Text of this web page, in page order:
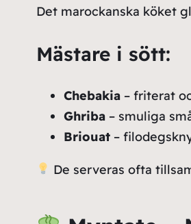
Det marockanska köket
Mästare i sött:
Chebakia– friterat
Ghriba– smuliga
Briouat–
De serveras ofta